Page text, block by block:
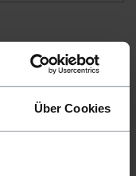
Über Cookies